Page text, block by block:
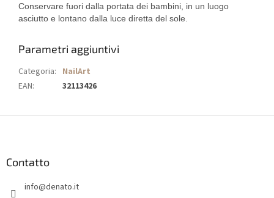
Conservare fuori dalla portata dei bambini, in un luogo
asciutto e lontano dalla luce diretta del sole.
Parametri aggiuntivi
Categoria: NailArt
EAN: 32113426
Contatto
info@denato.it